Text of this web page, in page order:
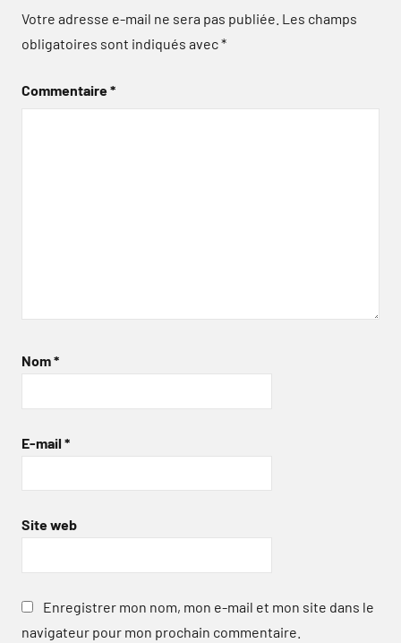
Votre adresse e-mail ne sera pas publiée. Les champs
obligatoires sont indiqués avec*
Commentaire*
Nom*
E-mail *
Site web
Enregistrer mon nom, mon e-mail et mon site dans le
navigateur pour mon prochain commentaire.